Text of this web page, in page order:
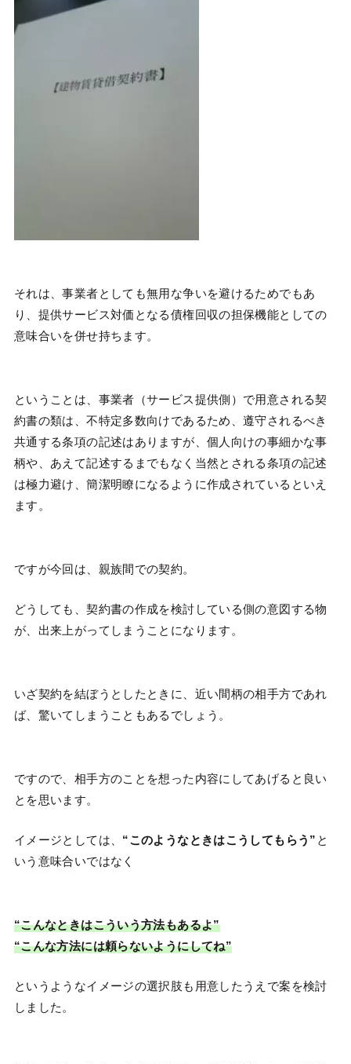
それは、事業者としても無用な争いを避けるためでもあ
り、提供サービス対価となる債権回収の担保機能としての
意味合いを併せ持ちます。
ということは、事業者（サービス提供側）で用意される契
約書の類は、不特定多数向けであるため、遵守されるべき
共通する条項の記述はありますが、個人向けの事細かな事
柄や、あえて記述するまでもなく当然とされる条項の記述
は極力避け、簡潔明瞭になるように作成されているといえ
ます。
ですが今回は、親族間での契約。
どうしても、契約書の作成を検討している側の意図する物
が、出来上がってしまうことになります。
いざ契約を結ぼうとしたときに、近い間柄の相手方であれ
ば、驚いてしまうこともあるでしょう。
ですので、相手方のことを想った内容にしてあげると良い
とを思います。
イメージとしては、 “このようなときはこうしてもらう” と
いう意味合いではなく
“こんなときはこういう方法もあるよ”
“こんな方法には頼らないようにしてね”
というようなイメージの選択肢も用意したうえで案を検討
しました。